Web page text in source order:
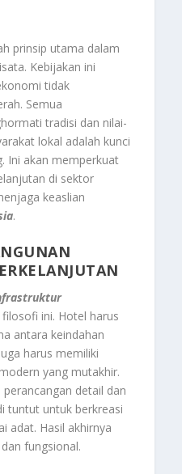
prinsip utama dalam
Kebijakan ini
tidak
Semua
tradisi dan nilai-
lokal adalah kunci
Ini akan memperkuat
di sektor
keaslian
.
ini. Hotel harus
antara keindahan
harus memiliki
yang mutakhir.
detail dan
tuntut untuk berkreasi
adat. Hasil akhirnya
fungsional.